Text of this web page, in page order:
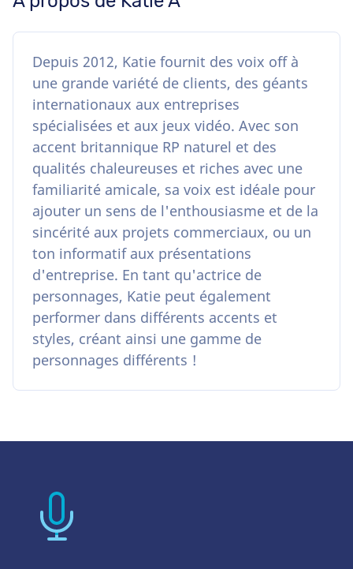
Depuis 2012, Katie fournit des voix off à
une grande variété de clients, des géants
internationaux aux entreprises
spécialisées et aux jeux vidéo. Avec son
accent britannique RP naturel et des
qualités chaleureuses et riches avec une
familiarité amicale, sa voix est idéale pour
ajouter un sens de l'enthousiasme et de la
sincérité aux projets commerciaux, ou un
ton informatif aux présentations
d'entreprise. En tant qu'actrice de
personnages, Katie peut également
performer dans différents accents et
styles, créant ainsi une gamme de
personnages différents !